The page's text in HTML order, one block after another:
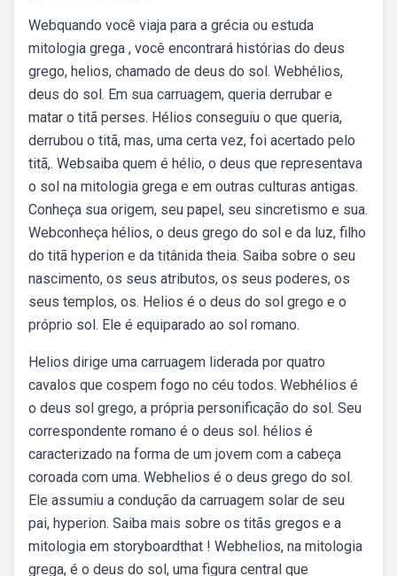
Webquando você viaja para a grécia ou estuda
mitologia grega , você encontrará histórias do deus
grego, helios, chamado de deus do sol. Webhélios,
deus do sol. Em sua carruagem, queria derrubar e
matar o titã perses. Hélios conseguiu o que queria,
derrubou o titã, mas, uma certa vez, foi acertado pelo
titã,. Websaiba quem é hélio, o deus que representava
o sol na mitologia grega e em outras culturas antigas.
Conheça sua origem, seu papel, seu sincretismo e sua.
Webconheça hélios, o deus grego do sol e da luz, filho
do titã hyperion e da titânida theia. Saiba sobre o seu
nascimento, os seus atributos, os seus poderes, os
seus templos, os. Helios é o deus do sol grego e o
próprio sol. Ele é equiparado ao sol romano.
Helios dirige uma carruagem liderada por quatro
cavalos que cospem fogo no céu todos. Webhélios é
o deus sol grego, a própria personificação do sol. Seu
correspondente romano é o deus sol. hélios é
caracterizado na forma de um jovem com a cabeça
coroada com uma. Webhelios é o deus grego do sol.
Ele assumiu a condução da carruagem solar de seu
pai, hyperion. Saiba mais sobre os titãs gregos e a
mitologia em storyboardthat ! Webhelios, na mitologia
grega, é o deus do sol, uma figura central que